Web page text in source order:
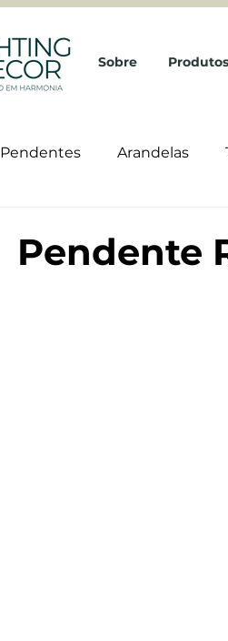
Sobre Produtos
Pendentes Arandelas
Pendente